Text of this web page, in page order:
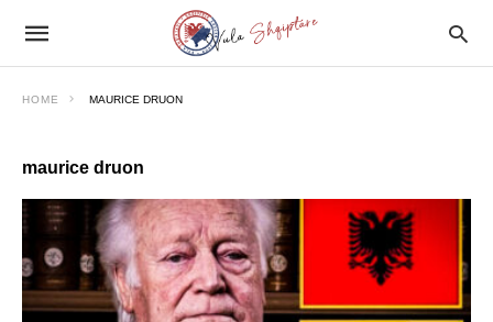
HOME MAURICE DRUON
maurice druon